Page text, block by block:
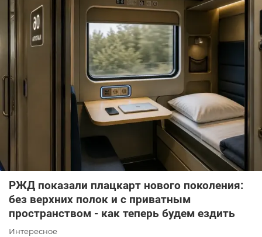
РЖД показали плацкарт нового поколения:
без верхних полок и с приватным
пространством - как теперь будем ездить
Интересное